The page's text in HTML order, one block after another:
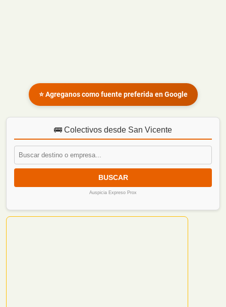
⭐ Agreganos como fuente preferida en Google
🚌 Colectivos desde San Vicente
BUSCAR
Auspicia Expreso Prox